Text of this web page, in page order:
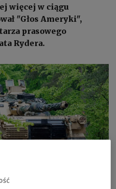
więcej w ciągu
"Głos Ameryki",
prasowego
Rydera.
Abrams